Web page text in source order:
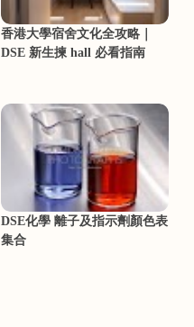
香港大學宿舍文化全攻略｜
DSE 新生揀 hall 必看指南
DSE化學 離子及指示劑顏色表
集合